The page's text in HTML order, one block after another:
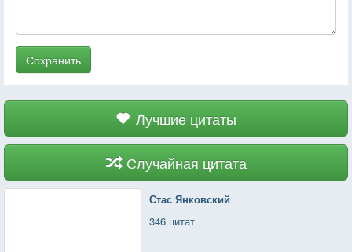
Сохранить
Лучшие цитаты
Случайная цитата
Стас Янковский
346 цитат